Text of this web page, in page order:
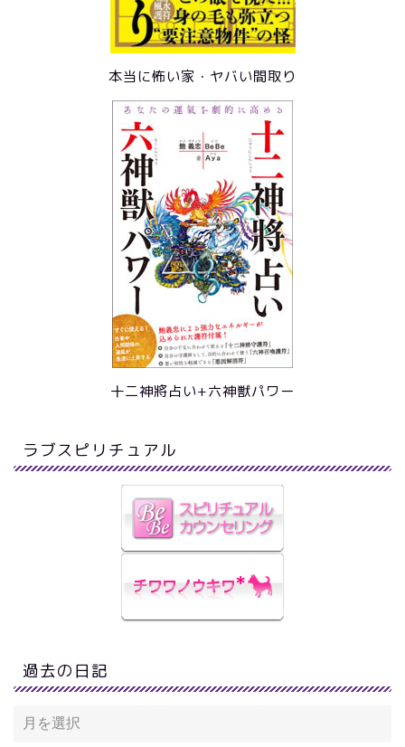
本当に怖い家・ヤバい間取り
十二神將占い+六神獣パワー
ラブスピリチュアル
過去の日記